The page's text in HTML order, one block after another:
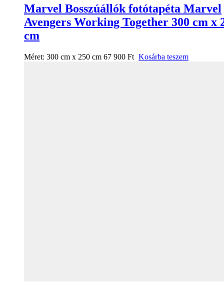
Marvel Bosszúállók fotótapéta Marvel
Avengers Working Together 300 cm x
cm
Méret: 300 cm x 250 cm 67 900 Ft Kosárba teszem